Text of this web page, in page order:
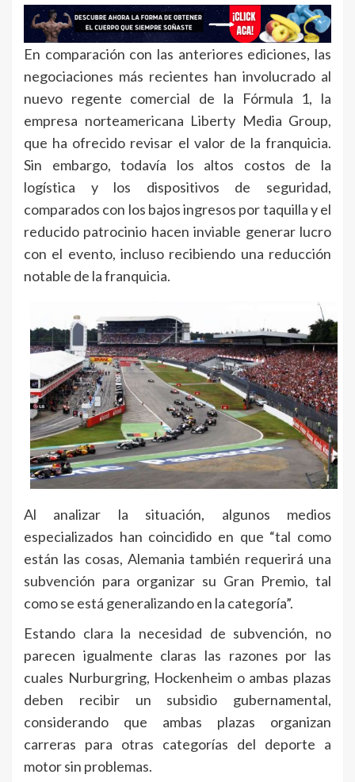
En comparación con las anteriores ediciones, las
negociaciones más recientes han involucrado al
nuevo regente comercial de la Fórmula 1, la
empresa norteamericana Liberty Media Group,
que ha ofrecido revisar el valor de la franquicia.
Sin embargo, todavía los altos costos de la
logística y los dispositivos de seguridad,
comparados con los bajos ingresos por taquilla y el
reducido patrocinio hacen inviable generar lucro
con el evento, incluso recibiendo una reducción
notable de la franquicia.
Al analizar la situación, algunos medios
especializados han coincidido en que “tal como
están las cosas, Alemania también requerirá una
subvención para organizar su Gran Premio, tal
como se está generalizando en la categoría”.
Estando clara la necesidad de subvención, no
parecen igualmente claras las razones por las
cuales Nurburgring, Hockenheim o ambas plazas
deben recibir un subsidio gubernamental,
considerando que ambas plazas organizan
carreras para otras categorías del deporte a
motor sin problemas.